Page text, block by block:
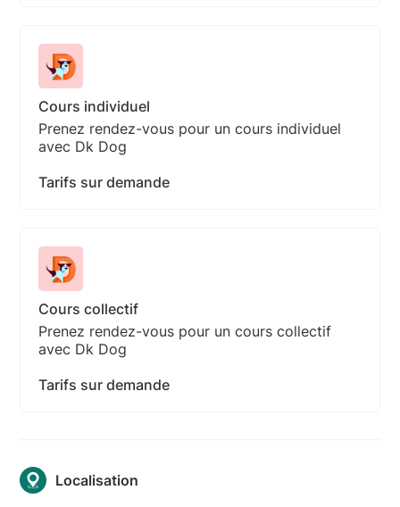
Cours individuel
Prenez rendez-vous pour un cours individuel
avec Dk Dog
Tarifs sur demande
Cours collectif
Prenez rendez-vous pour un cours collectif
avec Dk Dog
Tarifs sur demande
Localisation